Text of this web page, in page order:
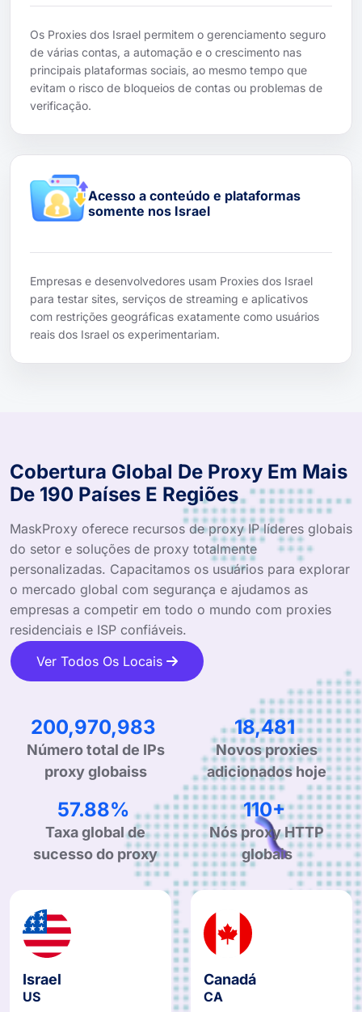
Os Proxies dos Israel permitem o gerenciamento seguro
de várias contas, a automação e o crescimento nas
principais plataformas sociais, ao mesmo tempo que
evitam o risco de bloqueios de contas ou problemas de
verificação.
Acesso a conteúdo e plataformas
somente nos Israel
Empresas e desenvolvedores usam Proxies dos Israel
para testar sites, serviços de streaming e aplicativos
com restrições geográficas exatamente como usuários
reais dos Israel os experimentariam.
Cobertura Global De Proxy Em Mais
De 190 Países E Regiões
MaskProxy oferece recursos de proxy IP líderes globais
do setor e soluções de proxy totalmente
personalizadas. Capacitamos os usuários para explorar
o mercado global com segurança e ajudamos as
empresas a competir em todo o mundo com proxies
residenciais e ISP confiáveis.
Ver Todos Os Locais
341,455,554
Número total de IPs
proxy globaiss
31,646
Novos proxies
adicionados hoje
99.90%
Taxa global de
sucesso do proxy
190+
Nós proxy HTTP
globais
Israel
US
Canadá
CA